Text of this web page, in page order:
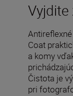
Vyjdite
Coat
a komy
Čistota je
pri